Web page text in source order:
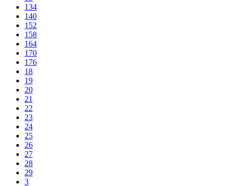
134
140
152
158
164
170
176
18
19
20
21
22
23
24
25
26
27
28
29
3